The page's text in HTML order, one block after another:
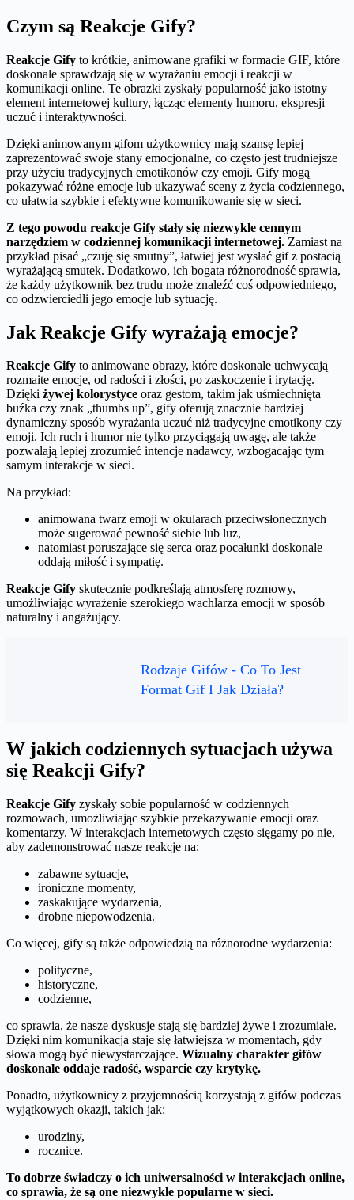
Czym są Reakcje Gify?
Reakcje Gify to krótkie, animowane grafiki w formacie GIF, które
doskonale sprawdzają się w wyrażaniu emocji i reakcji w
komunikacji online. Te obrazki zyskały popularność jako istotny
element internetowej kultury, łącząc elementy humoru, ekspresji
uczuć i interaktywności.
Dzięki animowanym gifom użytkownicy mają szansę lepiej
zaprezentować swoje stany emocjonalne, co często jest trudniejsze
przy użyciu tradycyjnych emotikonów czy emoji. Gify mogą
pokazywać różne emocje lub ukazywać sceny z życia codziennego,
co ułatwia szybkie i efektywne komunikowanie się w sieci.
Z tego powodu reakcje Gify stały się niezwykle cennym
narzędziem w codziennej komunikacji internetowej. Zamiast na
przykład pisać „czuję się smutny”, łatwiej jest wysłać gif z postacią
wyrażającą smutek. Dodatkowo, ich bogata różnorodność sprawia,
że każdy użytkownik bez trudu może znaleźć coś odpowiedniego,
co odzwierciedli jego emocje lub sytuację.
Jak Reakcje Gify wyrażają emocje?
Reakcje Gify to animowane obrazy, które doskonale uchwycają
rozmaite emocje, od radości i złości, po zaskoczenie i irytację.
Dzięki żywej kolorystyce oraz gestom, takim jak uśmiechnięta
buźka czy znak „thumbs up”, gify oferują znacznie bardziej
dynamiczny sposób wyrażania uczuć niż tradycyjne emotikony czy
emoji. Ich ruch i humor nie tylko przyciągają uwagę, ale także
pozwalają lepiej zrozumieć intencje nadawcy, wzbogacając tym
samym interakcje w sieci.
Na przykład:
animowana twarz emoji w okularach przeciwsłonecznych
może sugerować pewność siebie lub luz,
natomiast poruszające się serca oraz pocałunki doskonale
oddają miłość i sympatię.
Reakcje Gify skutecznie podkreślają atmosferę rozmowy,
umożliwiając wyrażenie szerokiego wachlarza emocji w sposób
naturalny i angażujący.
Rodzaje Gifów - Co To Jest
Format Gif I Jak Działa?
W jakich codziennych sytuacjach używa
się Reakcji Gify?
Reakcje Gify zyskały sobie popularność w codziennych
rozmowach, umożliwiając szybkie przekazywanie emocji oraz
komentarzy. W interakcjach internetowych często sięgamy po nie,
aby zademonstrować nasze reakcje na:
zabawne sytuacje,
ironiczne momenty,
zaskakujące wydarzenia,
drobne niepowodzenia.
Co więcej, gify są także odpowiedzią na różnorodne wydarzenia:
polityczne,
historyczne,
codzienne,
co sprawia, że nasze dyskusje stają się bardziej żywe i zrozumiałe.
Dzięki nim komunikacja staje się łatwiejsza w momentach, gdy
słowa mogą być niewystarczające. Wizualny charakter gifów
doskonale oddaje radość, wsparcie czy krytykę.
Ponadto, użytkownicy z przyjemnością korzystają z gifów podczas
wyjątkowych okazji, takich jak:
urodziny,
rocznice.
To dobrze świadczy o ich uniwersalności w interakcjach online,
co sprawia, że są one niezwykle popularne w sieci.